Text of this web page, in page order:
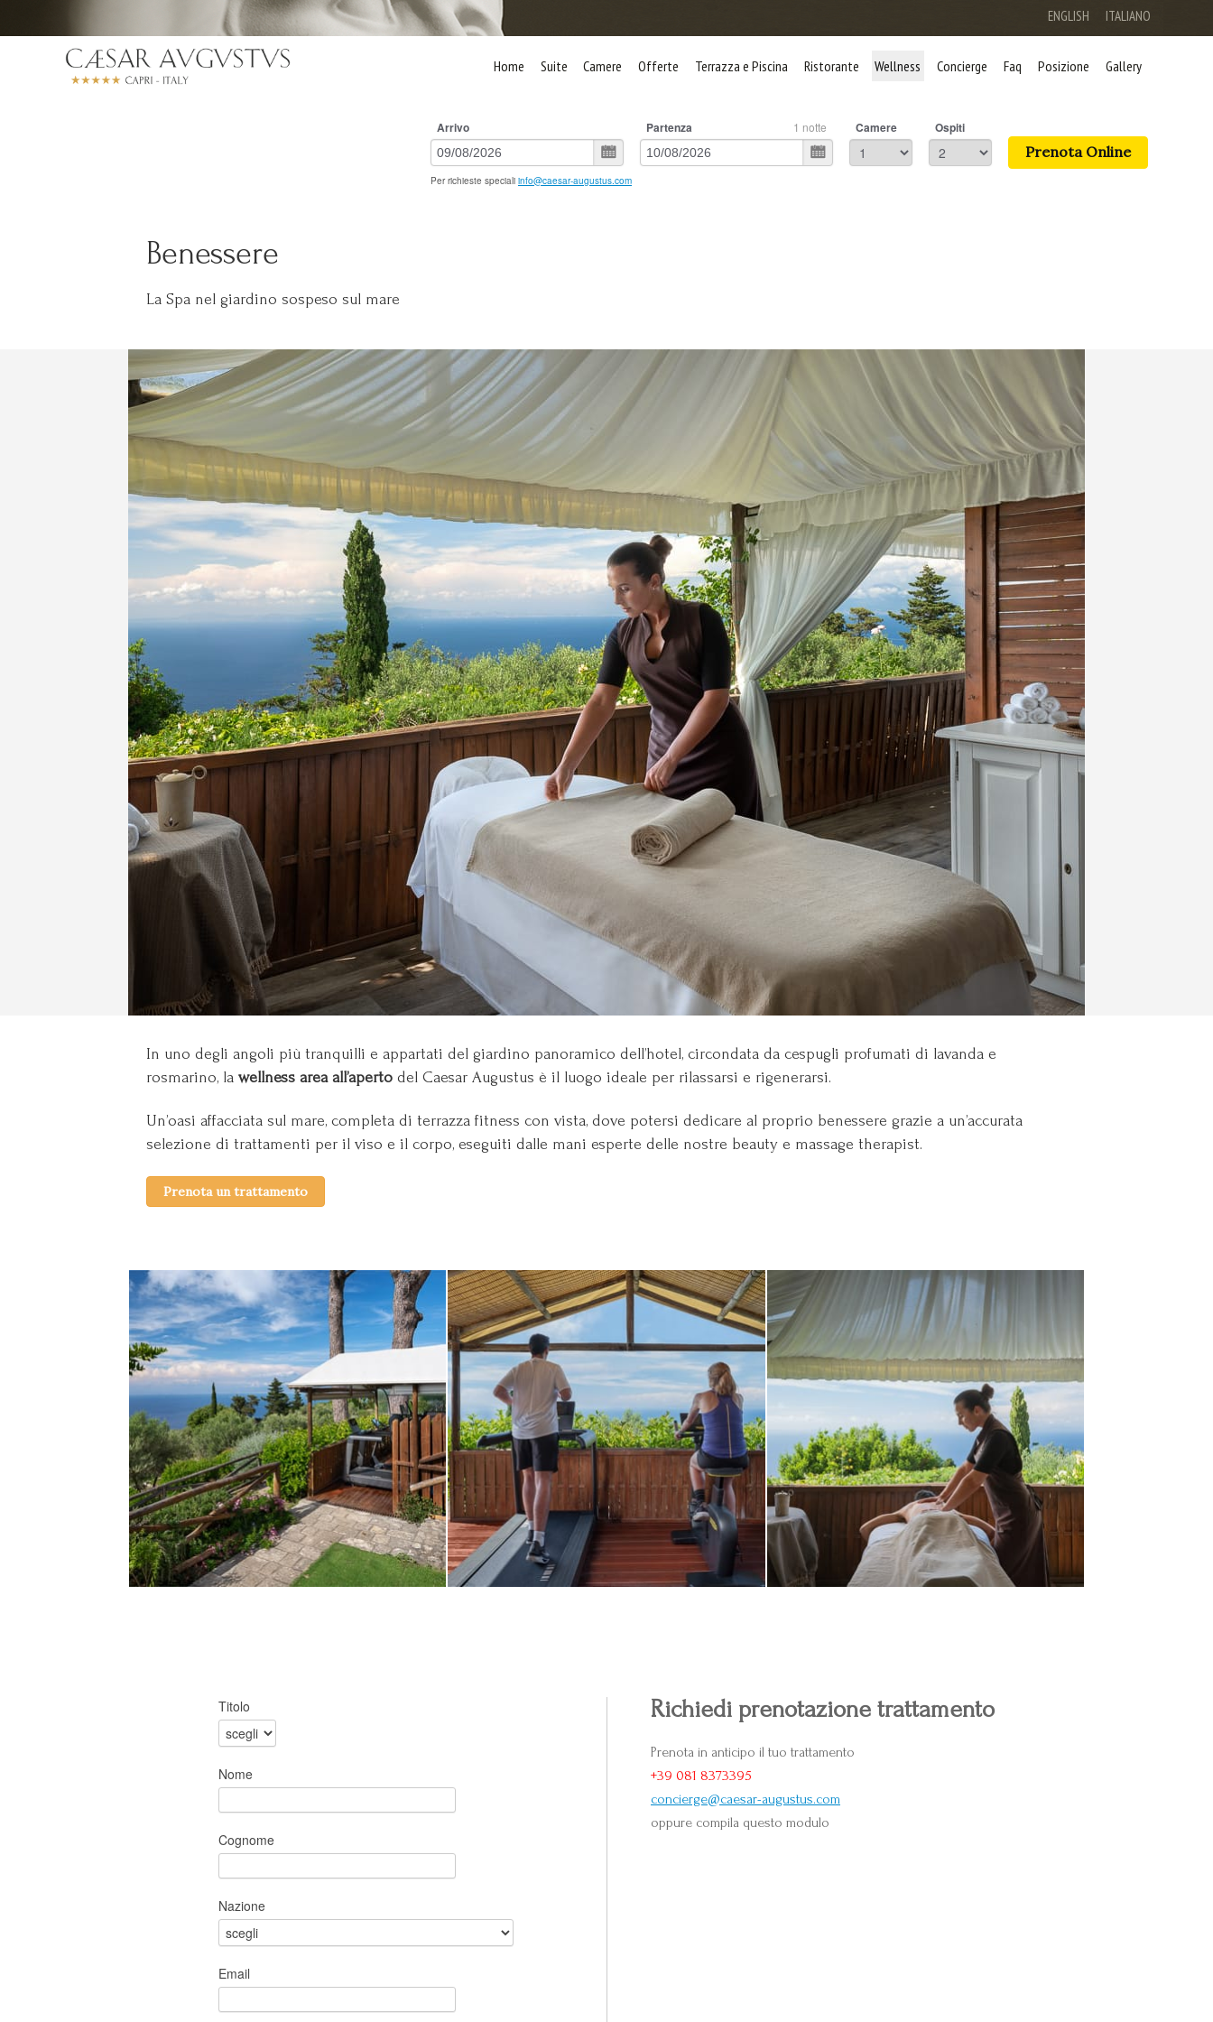
ENGLISH ITALIANO
Home Suite Camere Offerte Terrazza e Piscina Ristorante Wellness Concierge Faq Posizione Gallery
Arrivo Partenza 1 notte Camere Ospiti
Prenota Online
Per richieste speciali info@caesar-augustus.com
Benessere
La Spa nel giardino sospeso sul mare
In uno degli angoli più tranquilli e appartati del giardino panoramico dell’hotel, circondata da cespugli profumati di lavanda e
rosmarino, la wellness area all’aperto del Caesar Augustus è il luogo ideale per rilassarsi e rigenerarsi.
Un’oasi affacciata sul mare, completa di terrazza fitness con vista, dove potersi dedicare al proprio benessere grazie a un’accurata
selezione di trattamenti per il viso e il corpo, eseguiti dalle mani esperte delle nostre beauty e massage therapist.
Prenota un trattamento
Titolo
Nome
Cognome
Nazione
Email
Richiedi prenotazione trattamento
Prenota in anticipo il tuo trattamento
+39 081 8373395
concierge@caesar-augustus.com
oppure compila questo modulo